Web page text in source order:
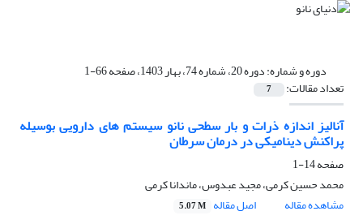
دوره و شماره:دوره 20، شماره 74، بهار 1403، صفحه 66-1
تعداد مقالات: 7
آنالیز اندازه ذرات و بار سطحی نانو سیستم های دارویی بوسیله
پراکنش دینامیکی در درمان سرطان
صفحه14-1
محمد حسین کرمی، مجید عبدوس، ماندانا کرمی
مشاهده مقاله
اصل مقاله 5.07 M